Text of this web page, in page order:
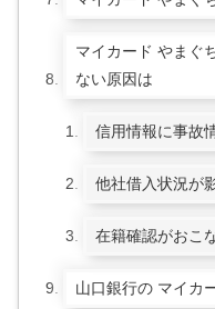
マイカード やまぐ
ない原因は
信用情報に事故
他社借入状況が
在籍確認がおこ
山口銀行の マイカ